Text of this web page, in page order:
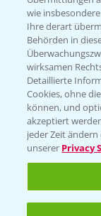
Hilfe
T.+49
wie
Ihre derart
Behörden in
wirksamen
Detaillierte
Cookies, ohne
können, und
akzeptiert
jeder Zeit
unserer Privacy